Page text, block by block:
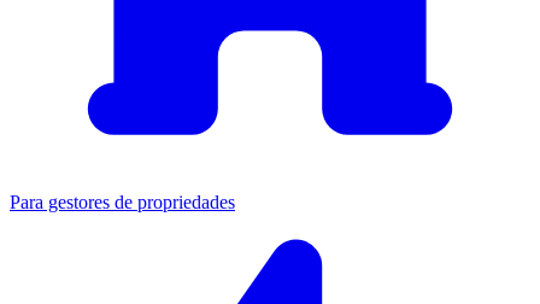
Para gestores de propriedades